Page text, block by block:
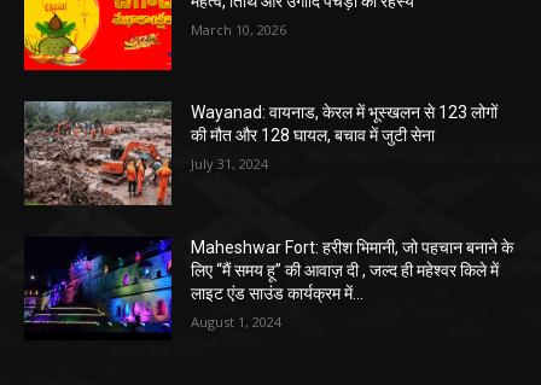
March 10, 2026
Wayanad: वायनाड, केरल में भूस्खलन से 123 लोगों
की मौत और 128 घायल, बचाव में जुटी सेना
July 31, 2024
Maheshwar Fort: हरीश भिमानी, जो पहचान बनाने के
लिए “मैं समय हू” की आवाज़ दी , जल्द ही महेश्वर किले में
लाइट एंड साउंड कार्यक्रम में...
August 1, 2024